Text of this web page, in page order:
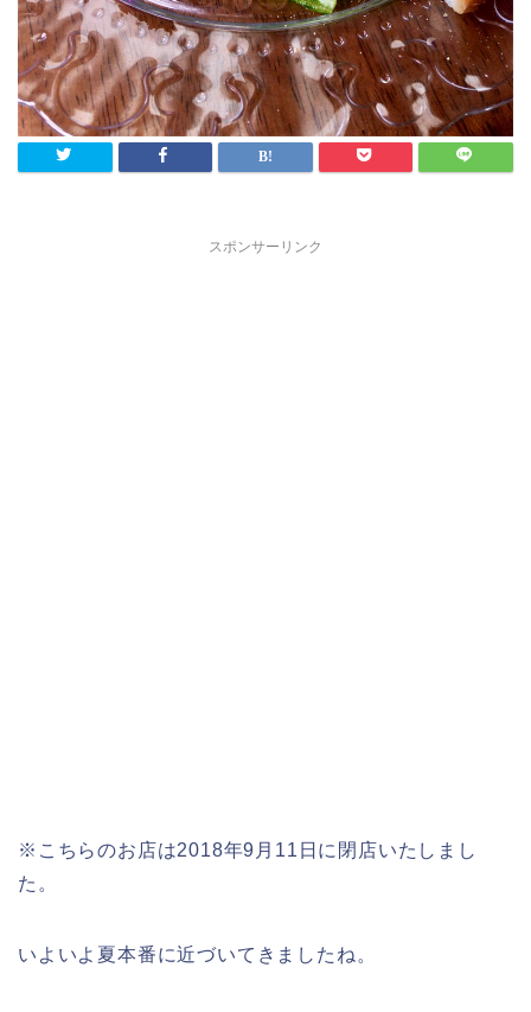
スポンサーリンク
※こちらのお店は2018年9月11日に閉店いたしまし
た。
いよいよ夏本番に近づいてきましたね。